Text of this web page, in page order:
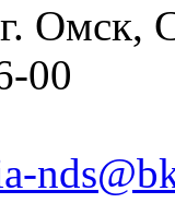
Омск,
00